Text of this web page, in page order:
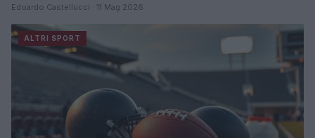
Edoardo Castellucci · 11 Mag 2026
ALTRI SPORT